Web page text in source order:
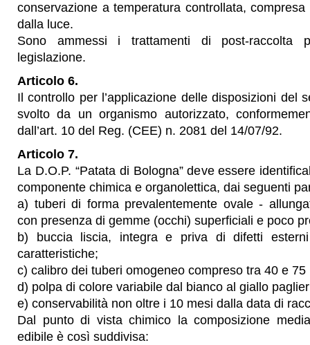
conservazione a temperatura controllata,
dalla luce.
Sono ammessi i trattamenti di post-raccolta
legislazione.
Articolo 6.
Il controllo per l’applicazione delle disposizioni del
svolto da un organismo autorizzato,
dall’art. 10 del Reg. (CEE) n. 2081 del 14/07/92.
Articolo 7.
La D.O.P. “Patata di Bologna” deve essere
componente chimica e organolettica, dai seguenti
a) tuberi di forma prevalentemente ovale -
con presenza di gemme (occhi) superficiali e poco
b) buccia liscia, integra e priva di difetti
caratteristiche;
c) calibro dei tuberi omogeneo compreso tra 40 e 75
d) polpa di colore variabile dal bianco al giallo
e) conservabilità non oltre i 10 mesi dalla data di
Dal punto di vista chimico la composizione
edibile è così suddivisa: